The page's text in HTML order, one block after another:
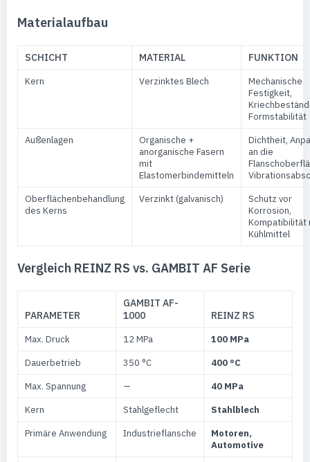
Materialaufbau
SCHICHT MATERIAL FUNKTION
Kern Verzinktes Blech
Mechanische
Festigkeit,
Formstabilität
Außenlagen
Organische +
anorganische Fasern
mit
Elastomerbindemitteln
Dichtheit,
an die
Oberflächenbehandlung
des Kerns
Verzinkt (galvanisch)
Schutz vor
Korrosion,
Kompatibilität
Kühlmittel
Vergleich REINZ RS vs. GAMBIT AF Serie
PARAMETER
GAMBIT AF-
1000
REINZ RS
Max. Druck 12 MPa
100 MPa
Dauerbetrieb
350 °C
400 °C
Max. Spannung
—
40 MPa
Kern
Stahlgeflecht
Stahlblech
Primäre Anwendung
Industrieflansche
Motoren,
Automotive